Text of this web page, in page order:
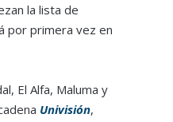
la lista de
por primera vez en
El Alfa, Maluma y
Univisión,